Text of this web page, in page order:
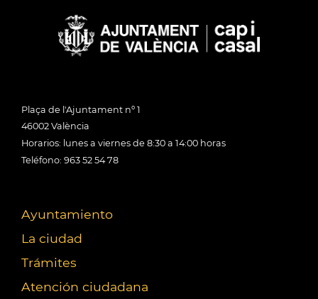
Plaça de l'Ajuntament nº 1
46002 València
Horarios: lunes a viernes de 8:30 a 14:00 horas
Teléfono: 963 52 54 78
Ayuntamiento
La ciudad
Trámites
Atención ciudadana